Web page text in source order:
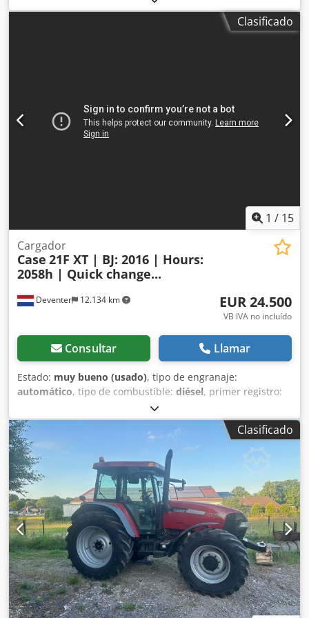
Equipamiento:aire acondicionado, CASE CX330 Año de
fabricación: 2006 Horas de funcionamiento: 9.139 horas
reparación Tren de rodaje conservado en
aproximadamente un 70 % Placas de base de 600 mm de
ancho Motor Isuzu de 202 kW Certificación CE Transporte:
Clasificado
1 / 15
Deventer 12.134 km
Cargador
Case 21F XT | BJ: 2016 | Hours:
2058h | Quick change...
EUR 24.500
VB IVA no incluído
Consultar Llamar
Estado: muy bueno (usado), tipo de engranaje:
automático, tipo de combustible: diésel, primer registro:
, Año de fabricación:2016
funcionamiento:2.058 h, Equipamiento:cabina, =
Opciones y accesorios adicionales = - Cabina cerrada -
Radio/reproductor de CD = Notas = Pala cargadora CASE
21F XT, fabricada en 2016, con solo 2.058 horas de
funcionamiento. Esta pala cargadora compacta y potente
es de origen alemán y se encuentra en excelentes
condiciones, bien mantenida. La máquina está lista para
su uso inmediato y es ideal para trabajos de excavación,
agricultura, reciclaje, trabajos de pavimentación y en
explotaciones agrícolas. La máquina está equipada con un
acoplamiento rápido hidráulico y una función hidráulica
adicional en la parte delantera. Esto permite utilizar
fácilmente una variedad de implementos. La cómoda
cabina ofrece una excelente visibilidad panorámica y un
Clasificado